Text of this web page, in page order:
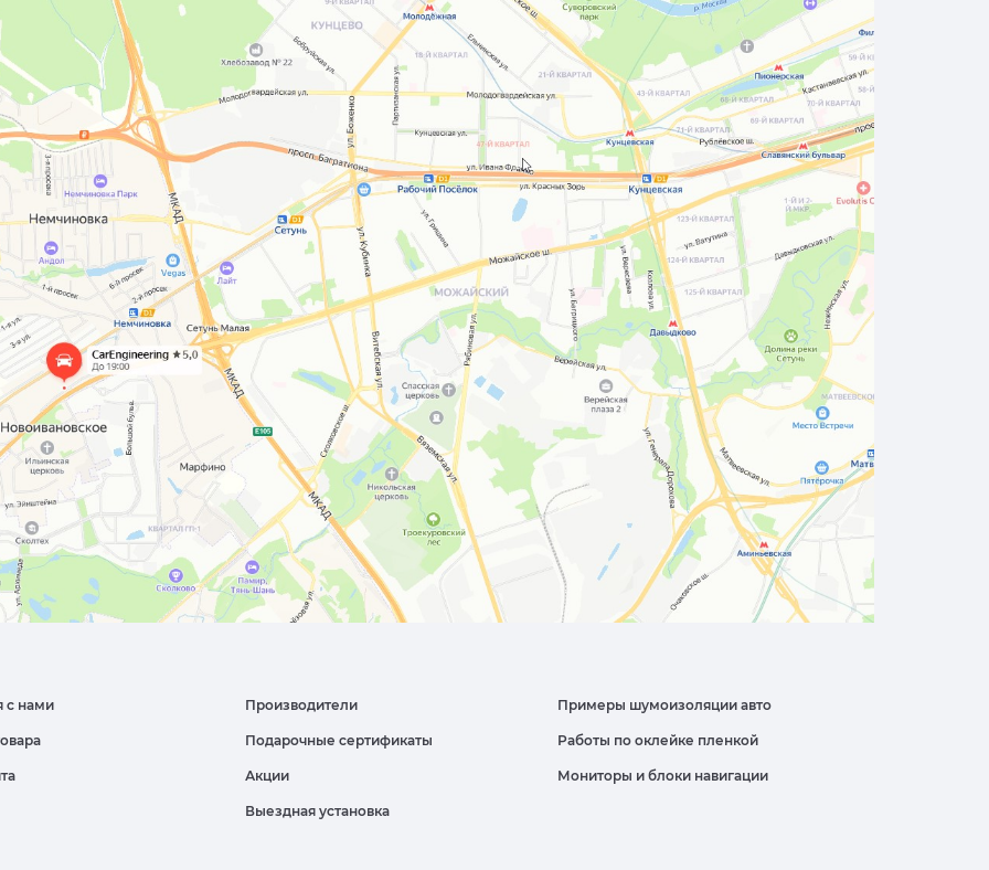
с нами Производители
Подарочные сертификаты
Акции
Выездная установка
Примеры шумоизоляции авто
Работы по оклейке пленкой
Мониторы и блоки навигации